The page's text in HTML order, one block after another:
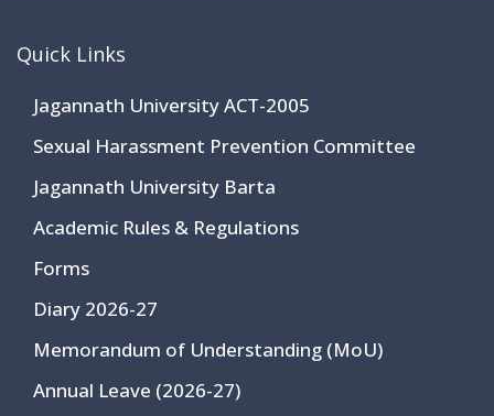
Quick Links
Jagannath University ACT-2005
Sexual Harassment Prevention Committee
Jagannath University Barta
Academic Rules & Regulations
Forms
Diary 2026-27
Memorandum of Understanding (MoU)
Annual Leave (2026-27)